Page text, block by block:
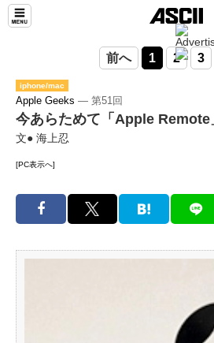
前へ 1 2 3
iphone/mac
Apple Geeks ― 第51回
今あらためて「Apple Remote
文● 海上忍
[PC表示へ]